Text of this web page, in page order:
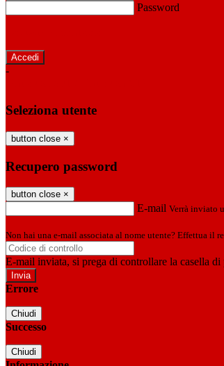
Password
-
Seleziona utente
button close ×
Recupero password
button close ×
E-mail Verrà inviato
Non hai una e-mail associata al nome utente? Effettua il
E-mail inviata, si prega di controllare la casella di
Errore
Chiudi
Successo
Chiudi